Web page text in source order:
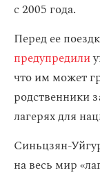
с 2005 года.
Перед ее
предупредили
что им может
родственники
лагерях для
Синьцзян-
на весь мир